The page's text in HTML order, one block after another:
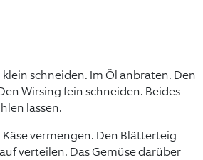
schneiden. Im Öl anbraten. Den
Wirsing fein schneiden. Beides
lassen.
vermengen. Den Blätterteig
verteilen. Das Gemüse darüber